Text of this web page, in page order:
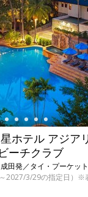
ホテル アジア
ーチクラブ
田発／タイ・プーケット
2027/3/29の指定日）※